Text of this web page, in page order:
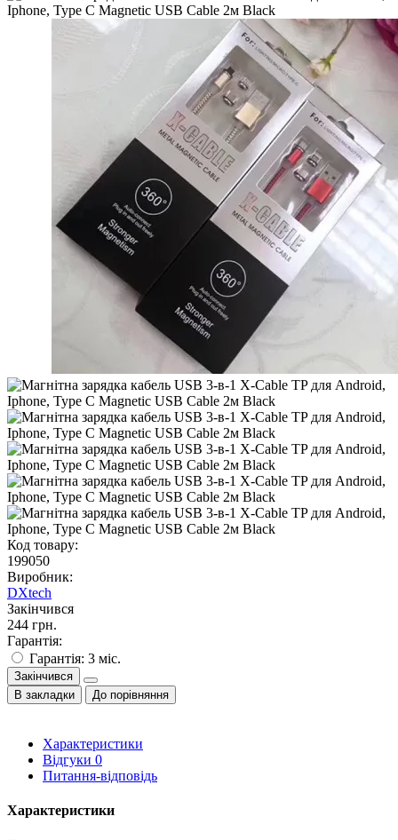
Код товару:
199050
Виробник:
DXtech
Закінчився
244 грн.
Гарантія:
Гарантія: 3 міс.
Закінчився
В закладки
До порівняння
Характеристики
Відгуки 0
Питання-відповідь
Характеристики